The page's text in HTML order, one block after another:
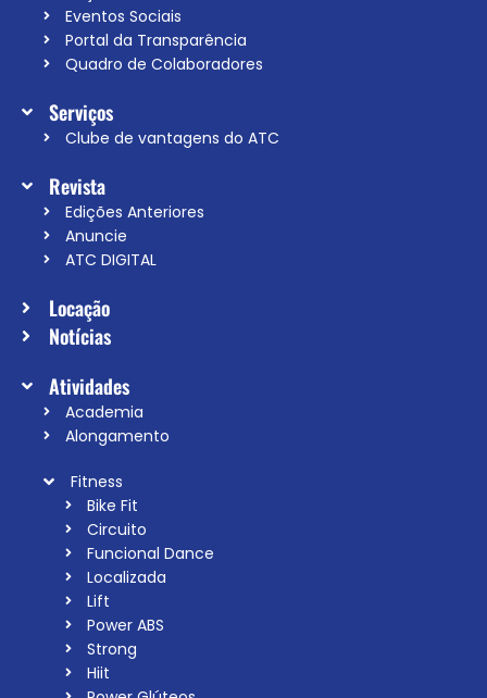
Eventos Sociais
Portal da Transparência
Quadro de Colaboradores
Serviços
Clube de vantagens do ATC
Revista
Edições Anteriores
Anuncie
ATC DIGITAL
Locação
Notícias
Atividades
Academia
Alongamento
Fitness
Bike Fit
Circuito
Funcional Dance
Localizada
Lift
Power ABS
Strong
Hiit